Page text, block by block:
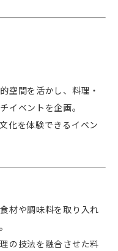
空間を活かし、料理・
イベントを企画。
化を体験できるイベン
材や調味料を取り入れ
の技法を融合させた料